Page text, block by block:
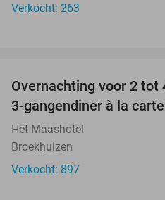
Verkocht: 263
Overnachting voor 2 tot
3-gangendiner à la
Het Maashotel
Broekhuizen
Verkocht: 897